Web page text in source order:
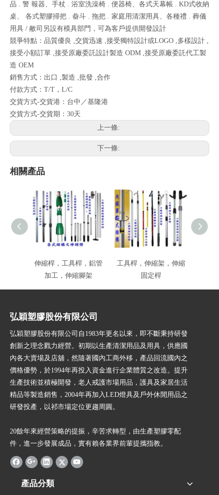
品 . 警 報器、手杖 . 浴室洗澡椅 . 便器椅、各式天幕帳 . KD式收納
桌、 各式塑膠掃把 . 畚斗 . 拖把 . 家庭用清潔用具、各種禮 . 葬儀
用具 / 敝司另設有模具部門，可為客戶提供開發設計
競爭特點：品質優良 ,交貨迅速 ,接受獨特設計或LOGO ,多樣設計 ,
接受小額訂單 ,接受原廠委託設計製造 ODM ,接受原廠委託代工製
造 OEM
銷售方式：出口 ,製造 ,批發 ,合作
付款方式：T/T，L/C
交貨方式-交貨港：台中／基隆港
交貨方式-交貨期：30天
上一條:
下一條:
相關產品
伸縮桿，工具桿，鋁管
加工，伸縮腳架
工具桿，伸縮架，伸縮
固定桿
弘穎塑膠股份有限公司
弘穎塑膠股份有限公司自1983年更名以來，即不斷秉持研發
創新之理念戮力經營。初期以生產清潔用品及用具，供應國
內各大賣場及店舖，然隨著國內工商外移，產品回流國內之
價格優勢，於1994年再投入資金進行企業體質之改造。提升
生產技術並積極開發，老人戒護市場用品，護具及家居生活
精品等製造銷售，2004年再加入LED燈具及戶外休閒用品之
研發投產，以祁市場定位更趨周圓。
20餘年來經營策略的提振，辛苦求轉型，由生產塑膠零配
件，進一步發展成品，實有賴各業界前輩提攜指教。
產品分類